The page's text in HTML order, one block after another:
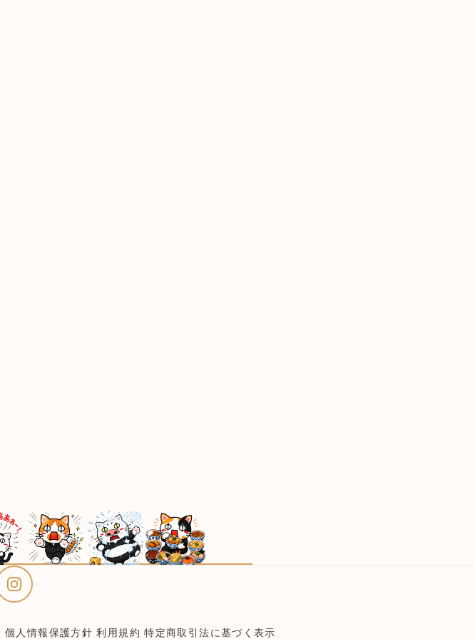
個人情報保護方針 利用規約 特定商取引法に基づく表示